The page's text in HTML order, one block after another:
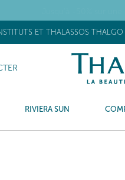
ET THALASSOS THALGO
RIVIERA SUN